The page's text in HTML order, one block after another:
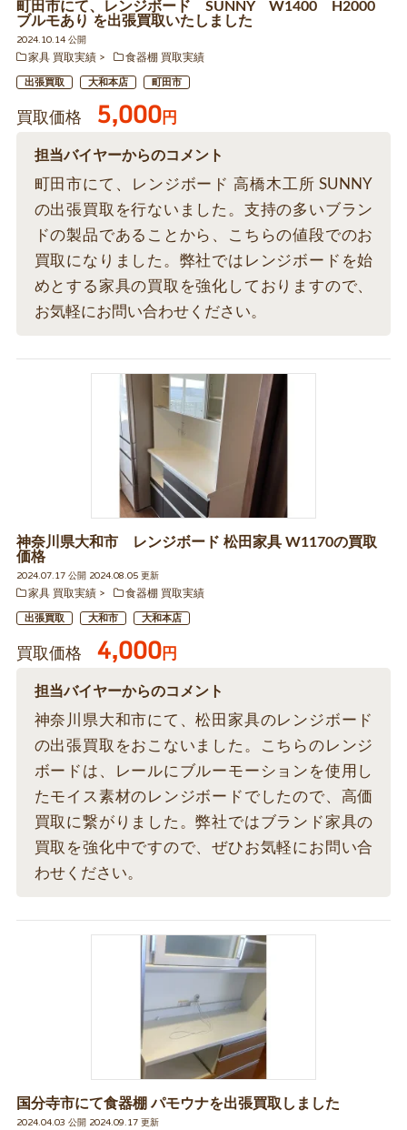
町田市にて、レンジボード SUNNY W1400 H2000
ブルモあり を出張買取いたしました
2024.10.14 公開
家具 買取実績
食器棚 買取実績
出張買取 大和本店 町田市
買取価格 5,000円
担当バイヤーからのコメント
町田市にて、レンジボード 高橋木工所 SUNNY
の出張買取を行ないました。支持の多いブラン
ドの製品であることから、こちらの値段でのお
買取になりました。弊社ではレンジボードを始
めとする家具の買取を強化しておりますので、
お気軽にお問い合わせください。
神奈川県大和市 レンジボード 松田家具 W1170の買取
価格
2024.07.17 公開 2024.08.05 更新
家具 買取実績
食器棚 買取実績
出張買取 大和市 大和本店
買取価格 4,000円
担当バイヤーからのコメント
神奈川県大和市にて、松田家具のレンジボード
の出張買取をおこないました。こちらのレンジ
ボードは、レールにブルーモーションを使用し
たモイス素材のレンジボードでしたので、高価
買取に繋がりました。弊社ではブランド家具の
買取を強化中ですので、ぜひお気軽にお問い合
わせください。
国分寺市にて食器棚 パモウナを出張買取しました
2024.04.03 公開 2024.09.17 更新